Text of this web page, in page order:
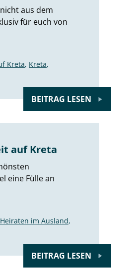
aus dem
für euch von
Kreta, Kreta,
BEITRAG LESEN
auf Kreta
eine Fülle an
Heiraten im Ausland,
BEITRAG LESEN